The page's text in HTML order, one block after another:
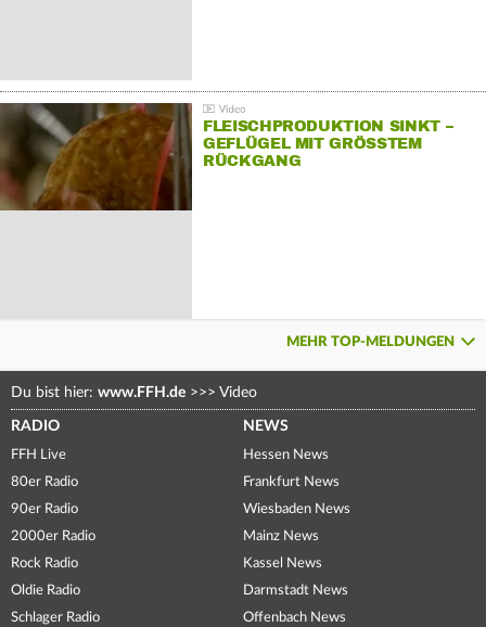
FLEISCHPRODUKTION SINKT –
GEFLÜGEL MIT GRÖSSTEM R
ÜCKGANG
MEHR TOP-MELDUNGEN
Du bist hier: www.FFH.de >>> Video
RADIO
FFH Live
80er Radio
90er Radio
2000er Radio
Rock Radio
Oldie Radio
Schlager Radio
NEWS
Hessen News
Frankfurt News
Wiesbaden News
Mainz News
Kassel News
Darmstadt News
Offenbach News